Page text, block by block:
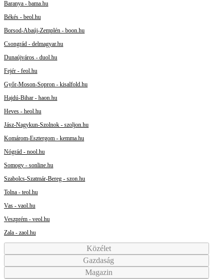
Baranya - bama.hu
Békés - beol.hu
Borsod-Abaúj-Zemplén - boon.hu
Csongrád - delmagyar.hu
Dunaújváros - duol.hu
Fejér - feol.hu
Győr-Moson-Sopron - kisalfold.hu
Hajdú-Bihar - haon.hu
Heves - heol.hu
Jász-Nagykun-Szolnok - szoljon.hu
Komárom-Esztergom - kemma.hu
Nógrád - nool.hu
Somogy - sonline.hu
Szabolcs-Szatmár-Bereg - szon.hu
Tolna - teol.hu
Vas - vaol.hu
Veszprém - veol.hu
Zala - zaol.hu
Közélet
Gazdaság
Magazin